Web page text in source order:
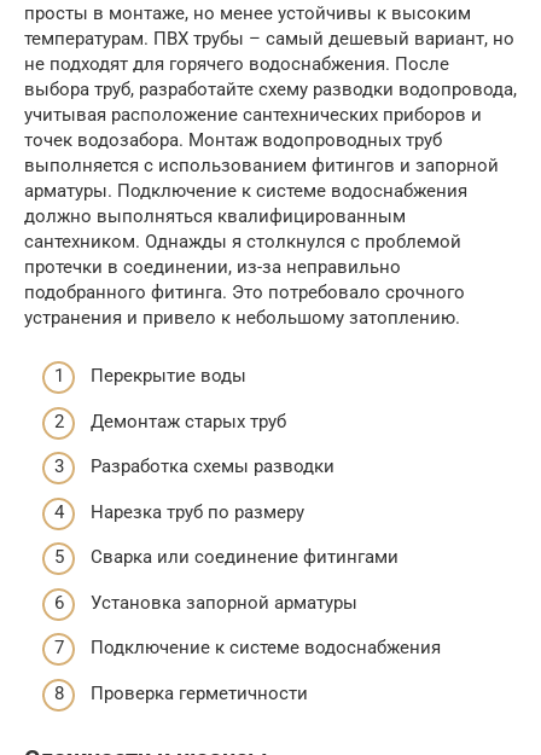
просты в монтаже, но менее устойчивы к высоким
температурам. ПВХ трубы – самый дешевый вариант, но
не подходят для горячего водоснабжения. После
выбора труб, разработайте схему разводки водопровода,
учитывая расположение сантехнических приборов и
точек водозабора. Монтаж водопроводных труб
выполняется с использованием фитингов и запорной
арматуры. Подключение к системе водоснабжения
должно выполняться квалифицированным
сантехником. Однажды я столкнулся с проблемой
протечки в соединении, из-за неправильно
подобранного фитинга. Это потребовало срочного
устранения и привело к небольшому затоплению.
Перекрытие воды
Демонтаж старых труб
Разработка схемы разводки
Нарезка труб по размеру
Сварка или соединение фитингами
Установка запорной арматуры
Подключение к системе водоснабжения
Проверка герметичности